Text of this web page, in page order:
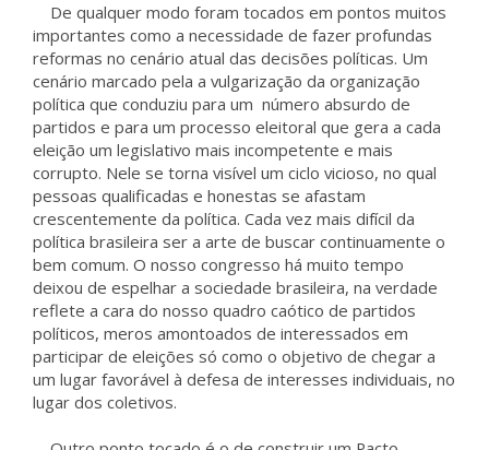
De qualquer modo foram tocados em pontos muitos
importantes como a necessidade de fazer profundas
reformas no cenário atual das decisões políticas. Um
cenário marcado pela a vulgarização da organização
política que conduziu para um número absurdo de
partidos e para um processo eleitoral que gera a cada
eleição um legislativo mais incompetente e mais
corrupto. Nele se torna visível um ciclo vicioso, no qual
pessoas qualificadas e honestas se afastam
crescentemente da política. Cada vez mais difícil da
política brasileira ser a arte de buscar continuamente o
bem comum. O nosso congresso há muito tempo
deixou de espelhar a sociedade brasileira, na verdade
reflete a cara do nosso quadro caótico de partidos
políticos, meros amontoados de interessados em
participar de eleições só como o objetivo de chegar a
um lugar favorável à defesa de interesses individuais, no
lugar dos coletivos.